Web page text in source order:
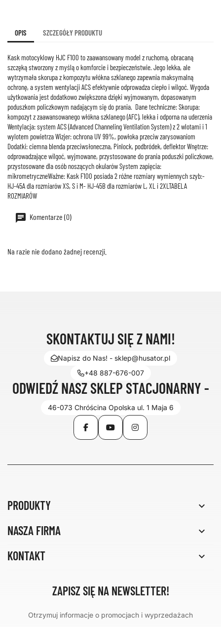
OPIS SZCZEGÓŁY PRODUKTU
Kask motocyklowy HJC F100 to zaawansowany model z ruchomą, obracaną
szczęką stworzony z myślą o komforcie i bezpieczeństwie. Jego lekka, ale
wytrzymała skorupa z kompozytu włókna szklanego zapewnia maksymalną
ochronę, a system wentylacji ACS efektywnie odprowadza ciepło i wilgoć. Wygoda
użytkowania jest dodatkowo zwiększona dzięki wyjmowanym, dopasowanym
poduszkom policzkowym nadającym się do prania. Dane techniczne: Skorupa:
kompozyt z zaawansowanego włókna szklanego (AFC), lekka i odporna na uderzenia
Wentylacja: system ACS (Advanced Channeling Ventilation System) z 2 wlotami i 1
wylotem powietrza Wizjer: ochrona UV 99%, powłoka przeciw zarysowaniom
Dodatki: ciemna blenda przeciwsłoneczna, Pinlock, podbródek, deflektor Wnętrze:
odprowadzające wilgoć, wyjmowane, przystosowane do prania poduszki policzkowe,
przystosowane dla osób noszących okularów System zapięcia:
mikrometryczneWażne: Kask F100 posiada 2 różne rozmiary wymiennych szyb:-
HJ-45A dla rozmiarów XS, S i M- HJ-45B dla rozmiarów L, XL i 2XLTABELA
ROZMIARÓW
Komentarze (0)
Na razie nie dodano żadnej recenzji.
SKONTAKTUJ SIĘ Z NAMI!
Napisz do Nas! - sklep@husator.pl
+48 887-676-007
ODWIEDŹ NASZ SKLEP STACJONARNY -
46-073 Chróścina Opolska ul. 1 Maja 6
FacebookYouTubeInstagram
PRODUKTY 
NASZA FIRMA 
KONTAKT 
ZAPISZ SIĘ NA NEWSLETTER!
Otrzymuj informacje o promocjach i wyprzedażach